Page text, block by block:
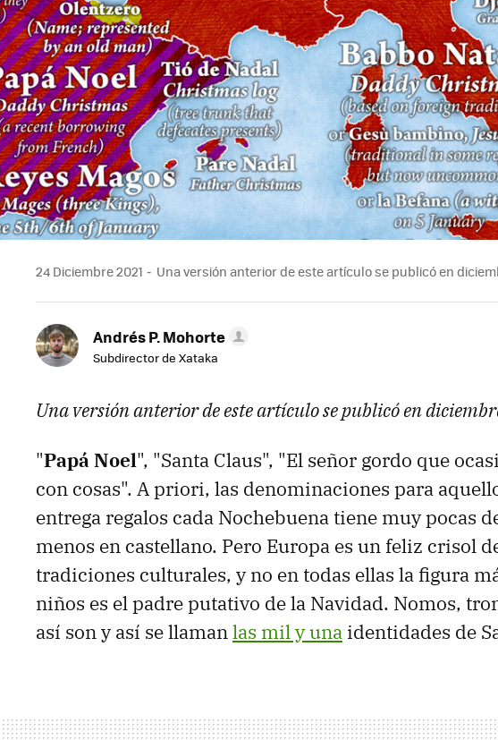
24 Diciembre 2021 Una versión anterior de este artículo se publicó en
Andrés P. Mohorte
Subdirector de Xataka
Una versión anterior de este artículo se publicó en
"Papá Noel", "Santa Claus", "El señor gordo que
con cosas". A priori, las denominaciones para
entrega regalos cada Nochebuena tiene muy pocas
menos en castellano. Pero Europa es un feliz crisol
tradiciones culturales, y no en todas ellas la figura
niños es el padre putativo de la Navidad. Nomos,
así son y así se llamanlas mil y una identidades de